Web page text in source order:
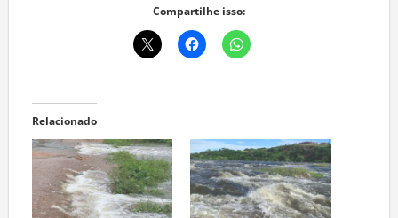
Compartilhe isso:
Relacionado